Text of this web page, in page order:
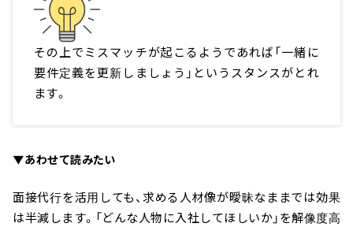
その上でミスマッチが起こるようであれば「一緒に
要件定義を更新しましょう」というスタンスがとれ
ます。
▼あわせて読みたい
面接代行を活用しても、求める人材像が曖昧なままでは効果
は半減します。「どんな人物に入社してほしいか」を解像度高